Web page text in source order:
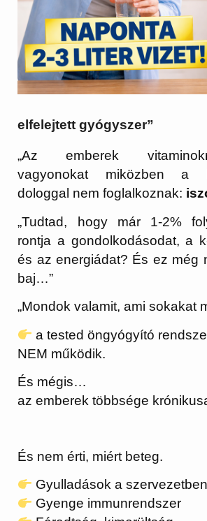
elfelejtett gyógyszer”
„Az emberek
vagyonokat miközben a
dologgal nem foglalkoznak:
„Tudtad, hogy már 1-2%
rontja a gondolkodásodat, a
és az energiádat? És ez még
baj…”
„Mondok valamit, ami sokakat
a tested öngyógyító
NEM működik.
És mégis…
az emberek többsége
És nem érti, miért beteg.
Gyulladások a szervezetben
Gyenge immunrendszer